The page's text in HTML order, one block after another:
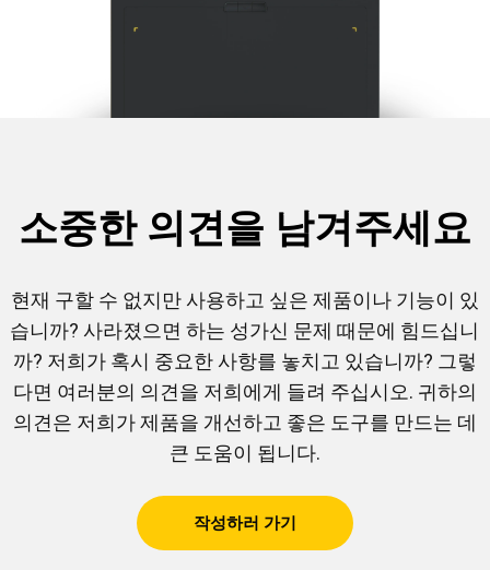
소중한 의견을 남겨주세요
현재 구할 수 없지만 사용하고 싶은 제품이나 기능이 있
습니까? 사라졌으면 하는 성가신 문제 때문에 힘드십니
까? 저희가 혹시 중요한 사항를 놓치고 있습니까? 그렇
다면 여러분의 의견을 저희에게 들려 주십시오. 귀하의
의견은 저희가 제품을 개선하고 좋은 도구를 만드는 데
큰 도움이 됩니다.
작성하러 가기